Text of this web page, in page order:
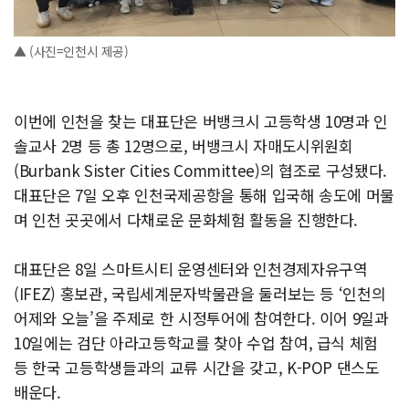
▲ (사진=인천시 제공)
이번에 인천을 찾는 대표단은 버뱅크시 고등학생 10명과 인
솔교사 2명 등 총 12명으로, 버뱅크시 자매도시위원회
(Burbank Sister Cities Committee)의 협조로 구성됐다.
대표단은 7일 오후 인천국제공항을 통해 입국해 송도에 머물
며 인천 곳곳에서 다채로운 문화체험 활동을 진행한다.
대표단은 8일 스마트시티 운영센터와 인천경제자유구역
(IFEZ) 홍보관, 국립세계문자박물관을 둘러보는 등 ‘인천의
어제와 오늘’을 주제로 한 시정투어에 참여한다. 이어 9일과
10일에는 검단 아라고등학교를 찾아 수업 참여, 급식 체험
등 한국 고등학생들과의 교류 시간을 갖고, K-POP 댄스도
배운다.